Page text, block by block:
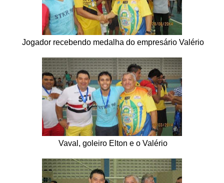
Jogador recebendo medalha do empresário Valério
Vaval, goleiro Elton e o Valério